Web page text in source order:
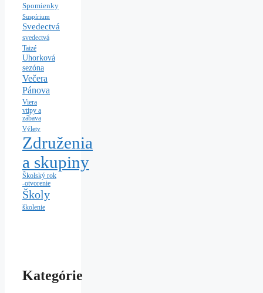
Spomienky
Suspírium
Svedectvá
svedectvá
Taizé
Uhorková
sezóna
Večera
Pánova
Viera
vtipy a
zábava
Výlety
Združenia
a skupiny
Školský rok
-otvorenie
Školy
školenie
Kategórie